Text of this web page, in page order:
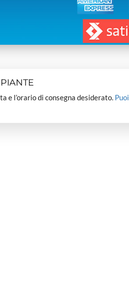
e l’orario di consegna desiderato. Puoi